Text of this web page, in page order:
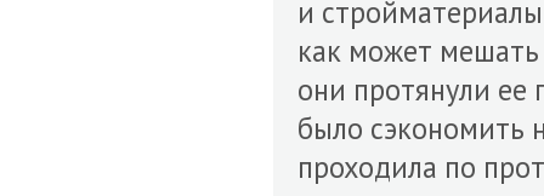
и
как может мешать
они протянули
было сэкономить
проходила по